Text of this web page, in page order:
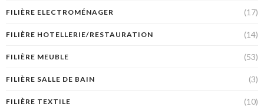
FILIÈRE ELECTROMÉNAGER (17)
FILIÈRE HOTELLERIE/RESTAURATION (14)
FILIÈRE MEUBLE (53)
FILIÈRE SALLE DE BAIN (3)
FILIÈRE TEXTILE (10)